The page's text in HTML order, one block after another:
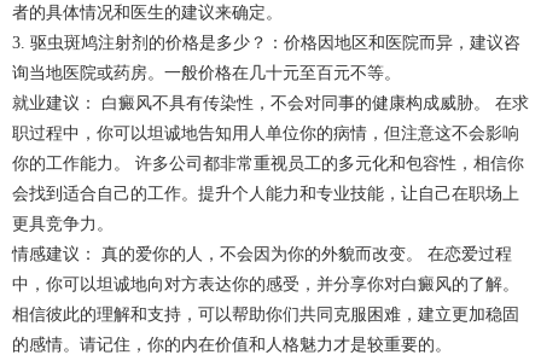
者的具体情况和医生的建议来确定。
3. 驱虫斑鸠注射剂的价格是多少？：价格因地区和医院而异，建议咨
询当地医院或药房。一般价格在几十元至百元不等。
就业建议： 白癜风不具有传染性，不会对同事的健康构成威胁。 在求
职过程中，你可以坦诚地告知用人单位你的病情，但注意这不会影响
你的工作能力。 许多公司都非常重视员工的多元化和包容性，相信你
会找到适合自己的工作。提升个人能力和专业技能，让自己在职场上
更具竞争力。
情感建议： 真的爱你的人，不会因为你的外貌而改变。 在恋爱过程
中，你可以坦诚地向对方表达你的感受，并分享你对白癜风的了解。
相信彼此的理解和支持，可以帮助你们共同克服困难，建立更加稳固
的感情。请记住，你的内在价值和人格魅力才是较重要的。